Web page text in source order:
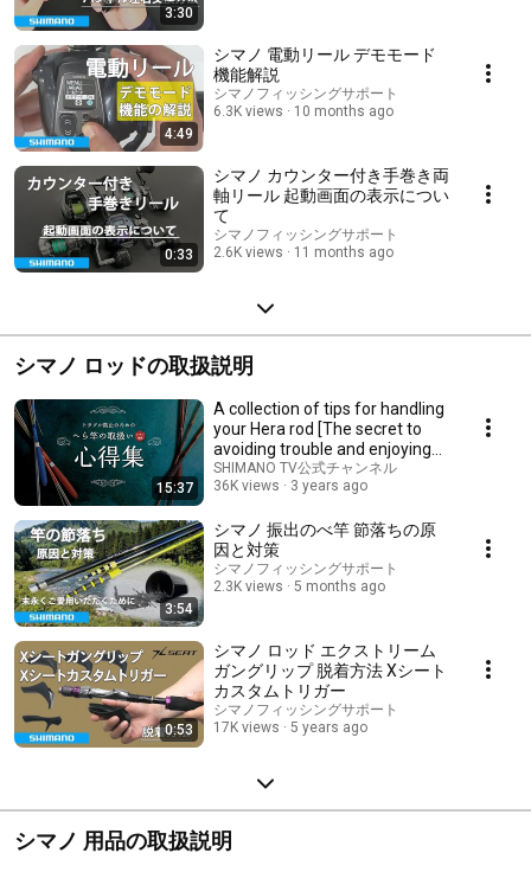
3:30
4:49
シマノ 電動リール デモモード
機能解説
シマノフィッシングサポート
6.3K views
10 months ago
0:33
シマノ カウンター付き手巻き両
軸リール 起動画面の表示につい
て
シマノフィッシングサポート
2.6K views
11 months ago
シマノ ロッドの取扱説明
15:37
A collection of tips for handling
your Hera rod [The secret to
avoiding trouble and enjoying
your...
SHIMANO TV公式チャンネル
36K views
3 years ago
3:54
シマノ 振出のべ竿 節落ちの原
因と対策
シマノフィッシングサポート
2.3K views
5 months ago
0:53
シマノ ロッド エクストリーム
ガングリップ 脱着方法 Xシート
カスタムトリガー
シマノフィッシングサポート
17K views
5 years ago
シマノ 用品の取扱説明